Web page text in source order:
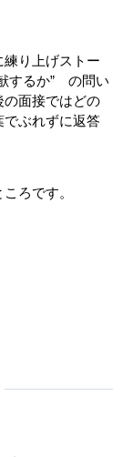
練り上げストー
するか” の問い
の面接ではどの
でぶれずに返答
ろです。